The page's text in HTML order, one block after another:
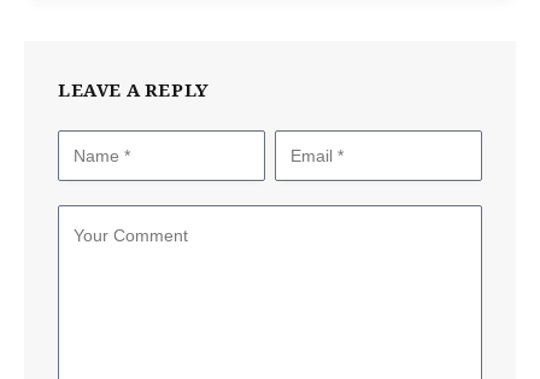
LEAVE A REPLY